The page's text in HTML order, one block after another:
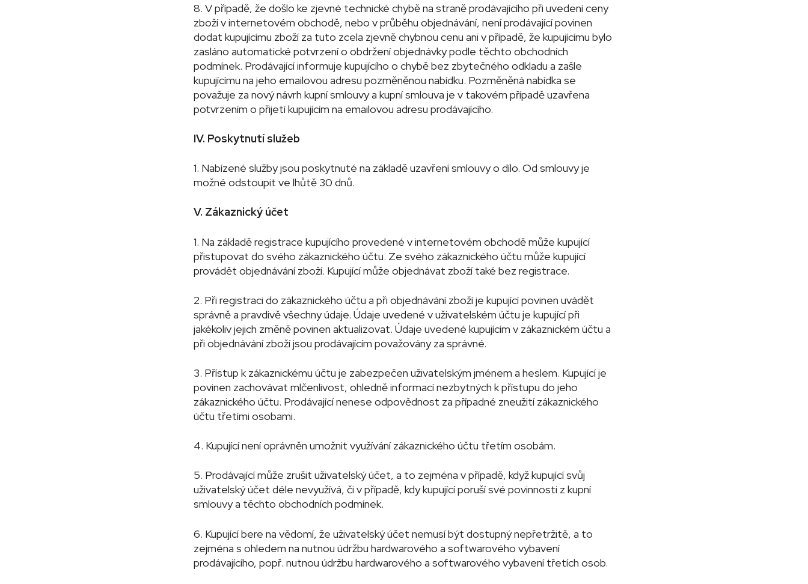
8. V případě, že došlo ke zjevné technické chybě na straně prodávajícího při uvedení ceny
zboží v internetovém obchodě, nebo v průběhu objednávání, není prodávající povinen
dodat kupujícímu zboží za tuto zcela zjevně chybnou cenu ani v případě, že kupujícímu bylo
zasláno automatické potvrzení o obdržení objednávky podle těchto obchodních
podmínek. Prodávající informuje kupujícího o chybě bez zbytečného odkladu a zašle
kupujícímu na jeho emailovou adresu pozměněnou nabídku. Pozměněná nabídka se
považuje za nový návrh kupní smlouvy a kupní smlouva je v takovém případě uzavřena
potvrzením o přijetí kupujícím na emailovou adresu prodávajícího.
IV. Poskytnutí služeb
1. Nabízené služby jsou poskytnuté na základě uzavření smlouvy o dílo. Od smlouvy je
možné odstoupit ve lhůtě 30 dnů.
V. Zákaznický účet
1. Na základě registrace kupujícího provedené v internetovém obchodě může kupující
přistupovat do svého zákaznického účtu. Ze svého zákaznického účtu může kupující
provádět objednávání zboží. Kupující může objednávat zboží také bez registrace.
2. Při registraci do zákaznického účtu a při objednávání zboží je kupující povinen uvádět
správně a pravdivě všechny údaje. Údaje uvedené v uživatelském účtu je kupující při
jakékoliv jejich změně povinen aktualizovat. Údaje uvedené kupujícím v zákaznickém účtu a
při objednávání zboží jsou prodávajícím považovány za správné.
3. Přístup k zákaznickému účtu je zabezpečen uživatelským jménem a heslem. Kupující je
povinen zachovávat mlčenlivost, ohledně informací nezbytných k přístupu do jeho
zákaznického účtu. Prodávající nenese odpovědnost za případné zneužití zákaznického
účtu třetími osobami.
4. Kupující není oprávněn umožnit využívání zákaznického účtu třetím osobám.
5. Prodávající může zrušit uživatelský účet, a to zejména v případě, když kupující svůj
uživatelský účet déle nevyužívá, či v případě, kdy kupující poruší své povinnosti z kupní
smlouvy a těchto obchodních podmínek.
6. Kupující bere na vědomí, že uživatelský účet nemusí být dostupný nepřetržitě, a to
zejména s ohledem na nutnou údržbu hardwarového a softwarového vybavení
prodávajícího, popř. nutnou údržbu hardwarového a softwarového vybavení třetích osob.